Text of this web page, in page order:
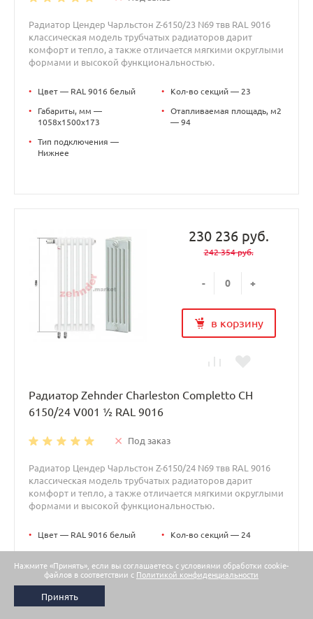
Нажмите «Принять», если вы соглашаетесь с условиями обработки cookie-
файлов в соответствии с Политикой конфиденциальности
Принять
Радиатор Цендер Чарльстон Z-6150/23 N69 твв RAL 9016
классическая модель трубчатых радиаторов дарит
комфорт и тепло, а также отличается мягкими округлыми
формами и высокой функциональностью.
• Цвет — RAL 9016 белый
•
Габариты, мм —
1058x1500x173
•
Тип подключения —
Нижнее
• Кол-во секций — 23
•
Отапливаемая площадь, м2
— 94
230 236 руб.
242 354 руб.
- +
в корзину
Радиатор Zehnder Charleston Completto CH
6150/24 V001 ½ RAL 9016
Под заказ
Радиатор Цендер Чарльстон Z-6150/24 N69 твв RAL 9016
классическая модель трубчатых радиаторов дарит
комфорт и тепло, а также отличается мягкими округлыми
формами и высокой функциональностью.
• Цвет — RAL 9016 белый
1104x1500x173
•
Тип подключения —
Нижнее
• Кол-во секций — 24
— 98